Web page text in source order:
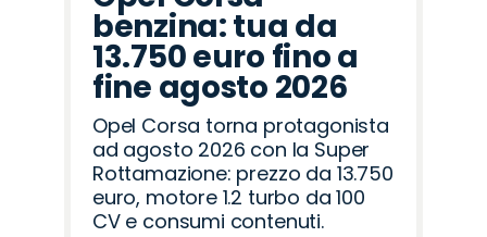
benzina: tua da
13.750 euro fino a
fine agosto 2026
Opel Corsa torna protagonista
ad agosto 2026 con la Super
Rottamazione: prezzo da 13.750
euro, motore 1.2 turbo da 100
CV e consumi contenuti.